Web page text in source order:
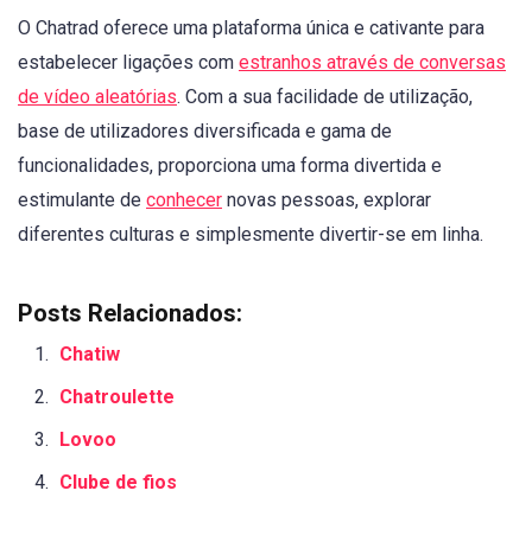
O Chatrad oferece uma plataforma única e cativante para
estabelecer ligações com estranhos através de conversas
de vídeo aleatórias. Com a sua facilidade de utilização,
base de utilizadores diversificada e gama de
funcionalidades, proporciona uma forma divertida e
estimulante de conhecer novas pessoas, explorar
diferentes culturas e simplesmente divertir-se em linha.
Posts Relacionados:
Chatiw
Chatroulette
Lovoo
Clube de fios